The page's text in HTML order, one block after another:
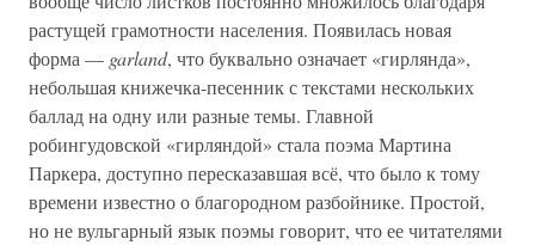
растущей грамотности населения. Появилась новая
форма — garland, что буквально означает «гирлянда»,
небольшая книжечка-песенник с текстами нескольких
баллад на одну или разные темы. Главной
робингудовской «гирляндой» стала поэма Мартина
Паркера, доступно пересказавшая всё, что было к тому
времени известно о благородном разбойнике. Простой,
но не вульгарный язык поэмы говорит, что ее читателями